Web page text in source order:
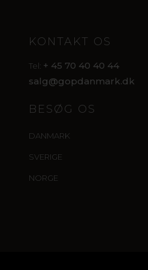
KONTAKT OS
Tel: + 45 70 40 40 44
salg@gopdanmark.dk
BESØG OS
DANMARK
SVERIGE
NORGE